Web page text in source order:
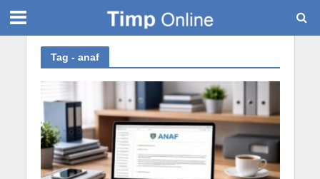
Tag - anaf